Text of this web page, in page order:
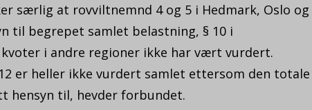
særlig at rovviltnemnd 4 og 5 i Hedmark, Oslo og
til begrepet samlet belastning, § 10 i
i andre regioner ikke har vært vurdert.
er heller ikke vurdert samlet ettersom den totale
hensyn til, hevder forbundet.